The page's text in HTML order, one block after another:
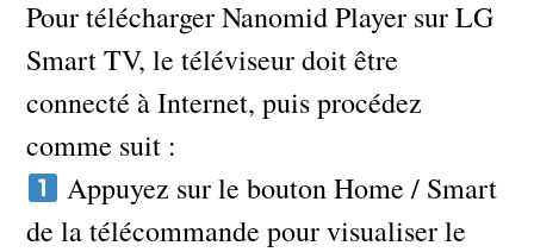
Pour télécharger Nanomid Player sur LG
Smart TV, le téléviseur doit être
connecté à Internet, puis procédez
comme suit :
Appuyez sur le bouton Home / Smart
de la télécommande pour visualiser le